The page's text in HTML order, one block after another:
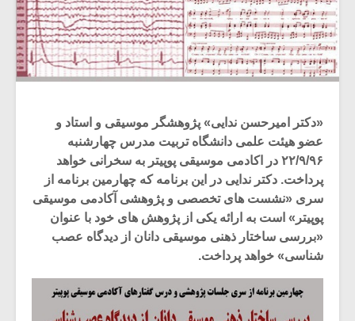
«دکتر امیرحسن ندایی» پژوهشگر موسیقی و استاد و
عضو هیئت علمی دانشگاه تربیت مدرس چهارشنبه
۲۲/۹/۹۶ در اکادمی موسیقی پوپیتر به سخرانی خواهد
پرداخت. دکتر ندایی در این برنامه که چهارمین برنامه از
سری «نشست های تخصصی و پژوهشی آکادمی موسیقی
پوپیتر» است به ارائه یکی از پژوهش های خود با عنوان
«بررسی ساختار ذهنی موسیقی دانان از دیدگاه عصب
شناسی» خواهد پرداخت.